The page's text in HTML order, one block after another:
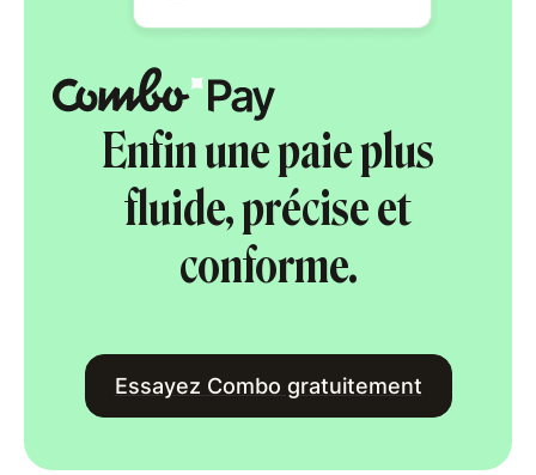
Enfin une paie plus
fluide, précise et
conforme.
Essayez Combo gratuitement